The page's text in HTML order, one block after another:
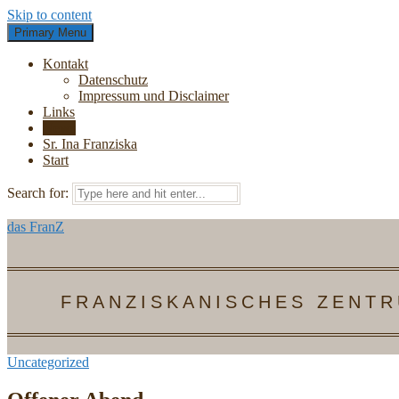
Skip to content
Primary Menu
Kontakt
Datenschutz
Impressum und Disclaimer
Links
Sr. Ina Franziska
Start
Search for:
das FranZ
FRANZISKANISCHES
Uncategorized